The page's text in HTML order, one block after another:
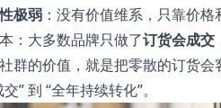
极弱：没有价值维系，只靠价
：大多数品牌只做了订货会成交
群的价值，就是把零散的订货
” 到 “全年持续转化”。